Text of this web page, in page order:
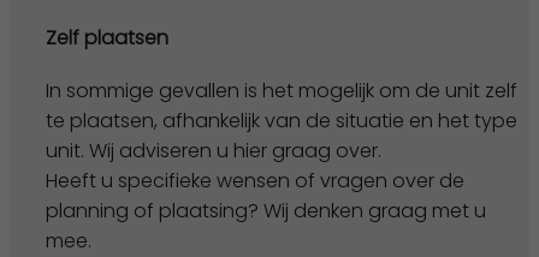
Zelf plaatsen
In sommige gevallen is het mogelijk om de unit zelf
te plaatsen, afhankelijk van de situatie en het type
unit. Wij adviseren u hier graag over.
Heeft u specifieke wensen of vragen over de
planning of plaatsing? Wij denken graag met u
mee.